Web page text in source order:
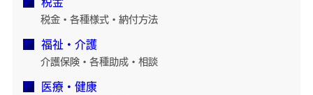
税金
税金・各種様式・納付方法
福祉・介護
介護保険・各種助成・相談
医療・健康